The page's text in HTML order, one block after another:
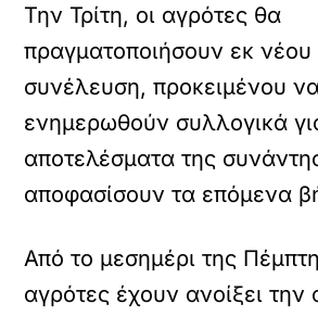
Την Τρίτη, οι αγρότες θα
πραγματοποιήσουν εκ νέου
συνέλευση, προκειμένου
ενημερωθούν συλλογικά
αποτελέσματα της
αποφασίσουν τα επόμενα
Από το μεσημέρι της
αγρότες έχουν ανοίξει